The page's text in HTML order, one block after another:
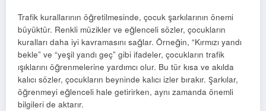
Trafik kurallarının öğretilmesinde, çocuk şarkılarının önemi
büyüktür. Renkli müzikler ve eğlenceli sözler, çocukların
kuralları daha iyi kavramasını sağlar. Örneğin, “Kırmızı yandı
bekle” ve “yeşil yandı geç” gibi ifadeler, çocukların trafik
ışıklarını öğrenmelerine yardımcı olur. Bu tür kısa ve akılda
kalıcı sözler, çocukların beyninde kalıcı izler bırakır. Şarkılar,
öğrenmeyi eğlenceli hale getirirken, aynı zamanda önemli
bilgileri de aktarır.